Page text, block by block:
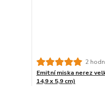
2
Emitní miska nerez
14,9 x 5,9 cm)